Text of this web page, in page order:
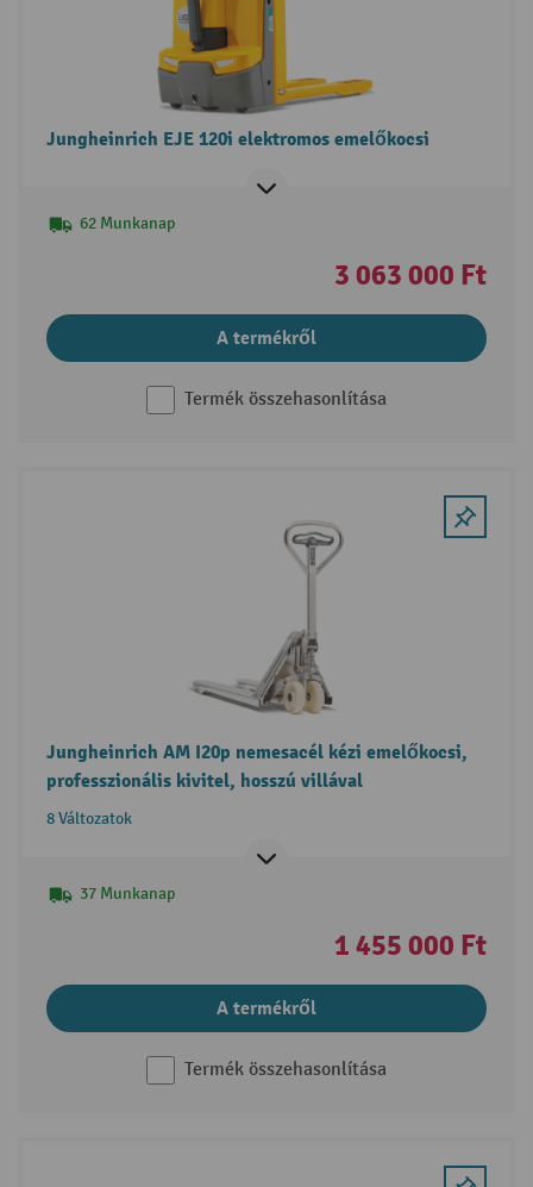
Jungheinrich EJE 120i elektromos emelőkocsi
62 Munkanap
3 063 000 Ft
A termékről
Termék összehasonlítása
Jungheinrich AM I20p nemesacél kézi emelőkocsi,
professzionális kivitel, hosszú villával
8 Változatok
37 Munkanap
1 455 000 Ft
A termékről
Termék összehasonlítása